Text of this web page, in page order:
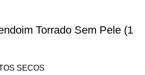
Torrado Sem Pele (1
SECOS